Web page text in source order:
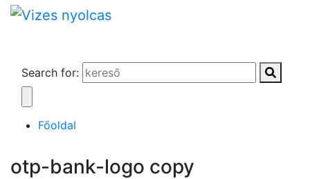
Search for:
Főoldal
otp-bank-logo copy